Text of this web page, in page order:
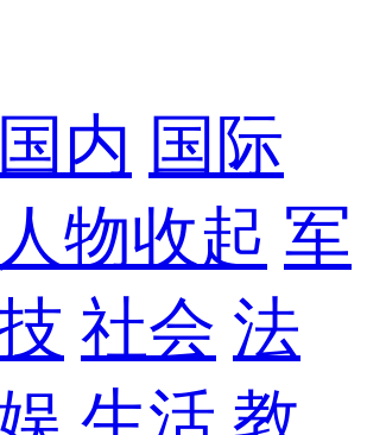
国内 国际
人物收起 军
社会 法